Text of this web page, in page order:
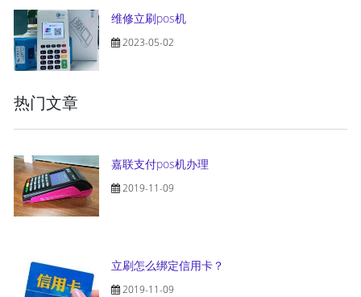
维修立刷pos机
2023-05-02
热门文章
嘉联支付pos机办理
2019-11-09
立刷怎么绑定信用卡？
2019-11-09